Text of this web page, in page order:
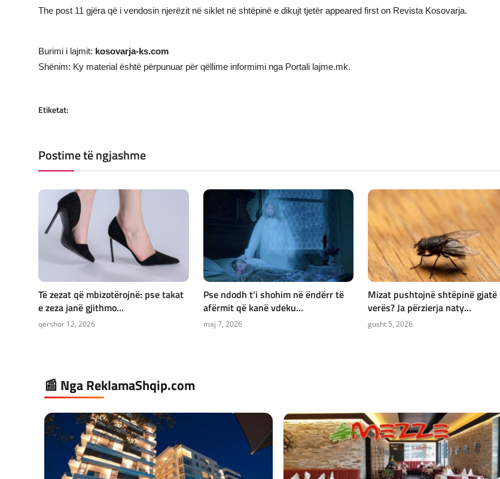
The post 11 gjëra që i vendosin njerëzit në siklet në shtëpinë e dikujt tjetër appeared first on Revista Kosovarja.
Burimi i lajmit: kosovarja-ks.com
Shënim: Ky material është përpunuar për qëllime informimi nga Portali lajme.mk.
Etiketat:
Postime të ngjashme
Të zezat që mbizotërojnë: pse takat
e zeza janë gjithmo...
qershor 12, 2026
Pse ndodh t’i shohim në ëndërr të
afërmit që kanë vdeku...
maj 7, 2026
Mizat pushtojnë shtëpinë gjatë
verës? Ja përzierja naty...
gusht 5, 2026
📰 Nga ReklamaShqip.com